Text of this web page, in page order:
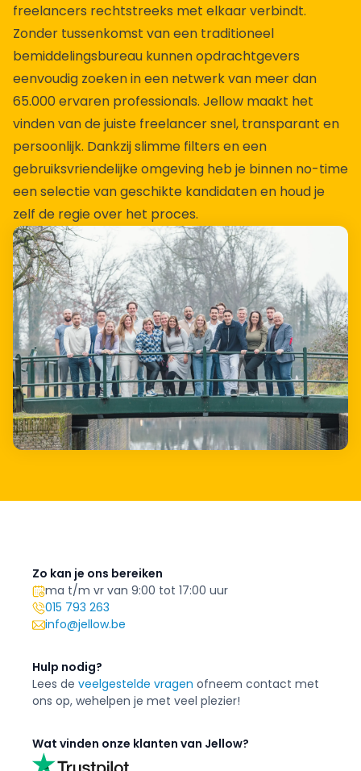
freelancers rechtstreeks met elkaar verbindt.
Zonder tussenkomst van een traditioneel
bemiddelingsbureau kunnen opdrachtgevers
eenvoudig zoeken in een netwerk van meer dan
65.000 ervaren professionals. Jellow maakt het
vinden van de juiste freelancer snel, transparant en
persoonlijk. Dankzij slimme filters en een
gebruiksvriendelijke omgeving heb je binnen no-time
een selectie van geschikte kandidaten en houd je
zelf de regie over het proces.
Zo kan je ons bereiken
ma t/m vr van 9:00 tot 17:00 uur
015 793 263
info@jellow.be
Hulp nodig?
Lees de veelgestelde vragen ofneem contact met
ons op, wehelpen je met veel plezier!
Wat vinden onze klanten van Jellow?